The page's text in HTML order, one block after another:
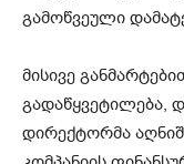
გამოწვეული
მისივე
გადაწყვეტილება,
დირექტორმა